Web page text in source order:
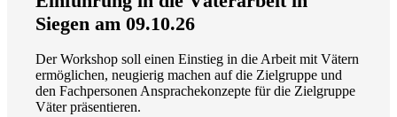
Siegen am 09.10.26
Der Workshop soll einen Einstieg in die Arbeit mit Vätern
ermöglichen, neugierig machen auf die Zielgruppe und
den Fachpersonen Ansprachekonzepte für die Zielgruppe
Väter präsentieren.